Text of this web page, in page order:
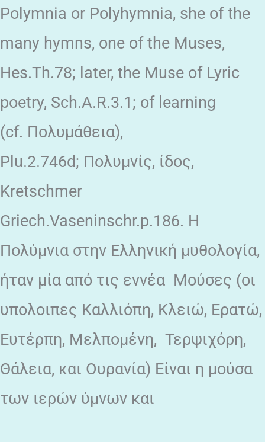
Polymnia or Polyhymnia, she of the
many hymns, one of the Muses,
Hes.Th.78; later, the Muse of Lyric
poetry, Sch.A.R.3.1; of learning
(cf. Πολυμάθεια),
Plu.2.746d; Πολυμνίς, ίδος,
Kretschmer
Griech.Vaseninschr.p.186. Η
Πολύμνια στην Ελληνική μυθολογία,
ήταν μία από τις εννέα Μούσες (οι
υπολοιπες Καλλιόπη, Κλειώ, Ερατώ,
Ευτέρπη, Μελπομένη, Τερψιχόρη,
Θάλεια, και Ουρανία) Είναι η μούσα
των ιερών ύμνων και